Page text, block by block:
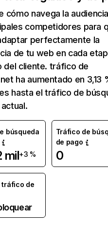
cómo navega la
competidores para
perfectamente la
de tu web en cada
del cliente. tráfico de
ha aumentado en 3,13
hasta el tráfico de
búsqueda
mil+3 %
Tráfico de
de pago
0
tráfico de